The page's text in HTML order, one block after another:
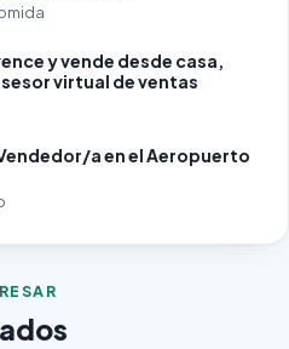
y vende desde casa,
virtual de ventas
a en el Aeropuerto